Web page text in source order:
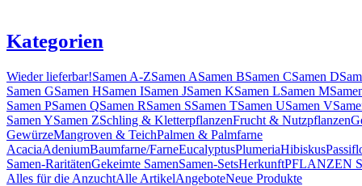
Kategorien
Wieder lieferbar!Samen A-ZSamen ASamen BSamen CSamen D
Samen GSamen HSamen ISamen JSamen KSamen LSamen M
Samen PSamen QSamen RSamen SSamen TSamen USamen V
Samen YSamen ZSchling & KletterpflanzenFrucht & Nutzpflanzen
GewürzeMangroven & TeichPalmen & Palmfarne
AcaciaAdeniumBaumfarne/FarneEucalyptusPlumeriaHibiskus
Samen-RaritätenGekeimte SamenSamen-SetsHerkunftPFLANZEN
Alles für die AnzuchtAlle ArtikelAngeboteNeue Produkte